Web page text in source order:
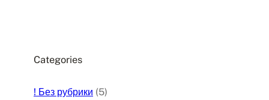
Categories
! Без рубрики (5)